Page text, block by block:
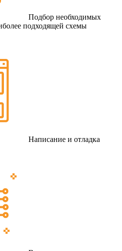
Подбор необходимых
подходящей схемы
Написание и отладка